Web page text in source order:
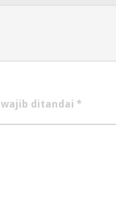
wajib ditandai *